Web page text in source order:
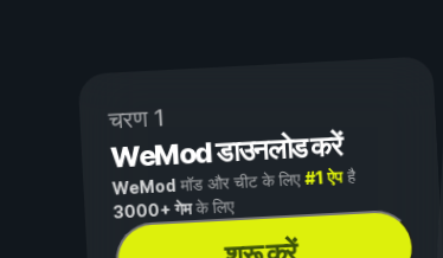
चरण 1
WeMod डाउनलोड करें
WeMod मॉड और चीट के लिए#1 ऐपहै
3000+ गेमके लिए